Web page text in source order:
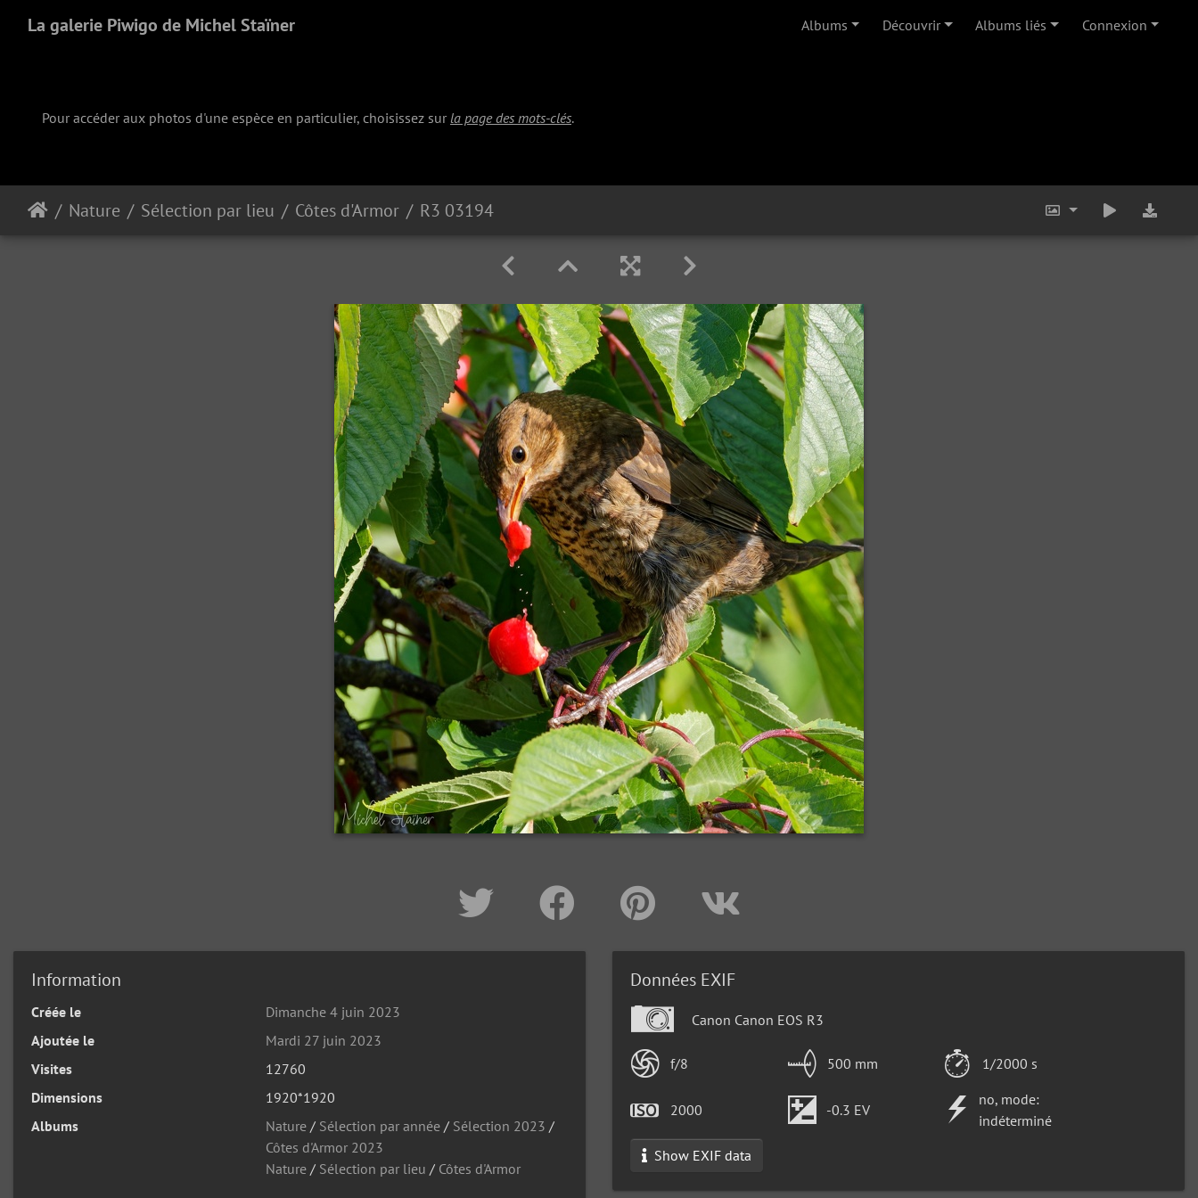
La galerie Piwigo de Michel Staïner Albums Découvrir Albums liés Connexion
Pour accéder aux photos d'une espèce en particulier, choisissez surla page des mots-clés.
Nature Sélection par lieu Côtes d'Armor R3 03194
Information
Créée le
Dimanche 4 juin 2023
Ajoutée le
Mardi 27 juin 2023
Visites
12760
Dimensions
1920*1920
Albums
Nature / Sélection par année / Sélection 2023 /
Côtes d'Armor 2023
Nature / Sélection par lieu / Côtes d'Armor
Données EXIF
Canon Canon EOS R3
f/8 500 mm 1/2000 s
2000 -0.3 EV
no, mode:
indéterminé
Show EXIF data